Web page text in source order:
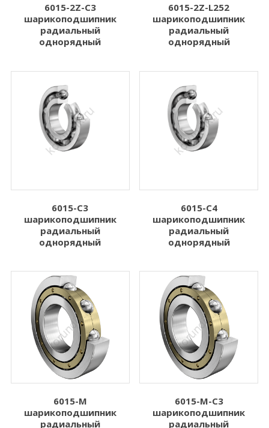
6015-2Z-C3
шарикоподшипник
радиальный
однорядный
6015-2Z-L252
шарикоподшипник
радиальный
однорядный
6015-C3
шарикоподшипник
радиальный
однорядный
6015-C4
шарикоподшипник
радиальный
однорядный
6015-M
шарикоподшипник
радиальный
6015-M-C3
шарикоподшипник
радиальный